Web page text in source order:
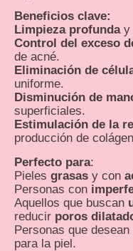
Beneficios clave:
Limpieza profunday
Control del exceso
de acné.
Eliminación de
uniforme.
Disminución de
superficiales.
Estimulación de la
producción de
Perfecto para:
Pieles grasas y con
Personas con
Aquellos que buscan
reducir poros
Personas que
para la piel.